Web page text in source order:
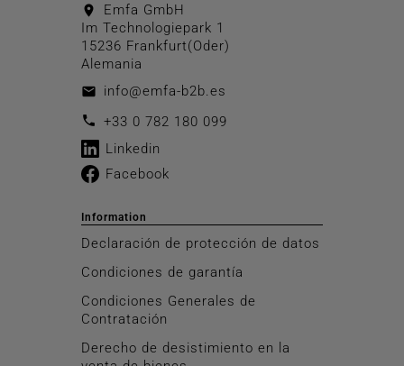
location_on
Emfa GmbH
Im Technologiepark 1
15236 Frankfurt(Oder)
Alemania
email info@emfa-b2b.es
call +33 0 782 180 099
Linkedin
Facebook
Information
Declaración de protección de datos
Condiciones de garantía
Condiciones Generales de
Contratación
Derecho de desistimiento en la